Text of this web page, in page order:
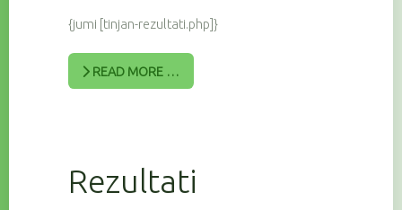
{jumi [tinjan-rezultati.php]}
READ MORE …
Rezultati